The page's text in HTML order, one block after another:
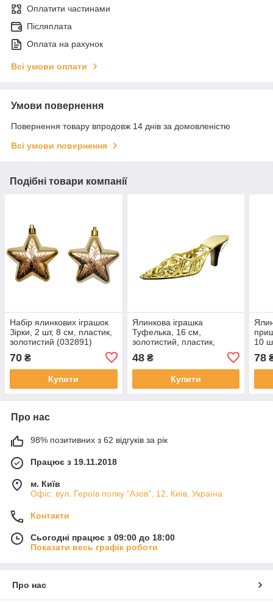
Оплатити частинами
Післяплата
Оплата на рахунок
Всі умови оплати
Умови повернення
Повернення товару впродовж 14 днів за домовленістю
Всі умови повернення
Подібні товари компанії
Набір ялинкових іграшок
Зірки, 2 шт, 8 см, пластик,
золотистий (032891)
70 ₴
Купити
Ялинкова іграшка
Туфелька, 16 см,
золотистий, пластик,
фігурка (000777-2)
48₴
Купити
10
78
Про нас
98% позитивних з 62 відгуків за рік
Працює з 19.11.2018
м. Київ
Офіс: вул. Героїв полку "Азов", 12, Київ, Україна
Контакти
Сьогодні працює з 09:00 до 18:00
Показати весь графік роботи
Про нас